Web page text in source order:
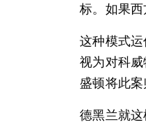
标。如果
这种模式
视为对科
盛顿将此案
德黑兰就